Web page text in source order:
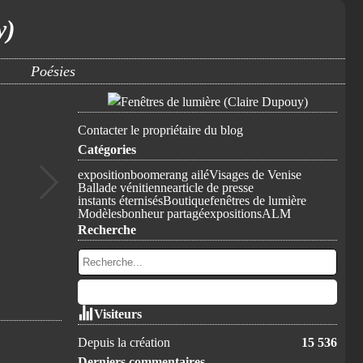
Poésies
Contacter le propriétaire du blog
Catégories
expositionboomerang ailéVisages de Venise
Ballade vénitiennearticle de presse
instants éternisésBoutiquefenêtres de lumière
Modèlesbonheur partagéexpositionsALM
Recherche
Visiteurs
Depuis la création
15 536